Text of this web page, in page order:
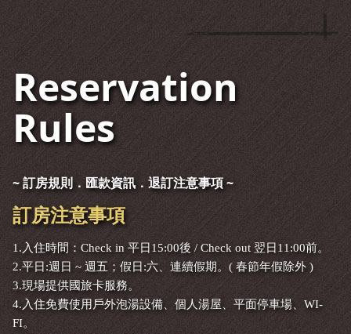
Reservation
Rules
~ 訂房規則．匯款資訊．退訂注意事項 ~
訂房注意事項
1.入住時間：Check in 平日15:00後 / Check out 翌日11:00前。
2.平日:週日 ~ 週五；假日:六、連續假期。( 春節年假除外 )
3.現場提供國旅卡服務。
4.入住免費使用戶外泡湯設備、個人湯屋、平面停車場、WI-
FI。